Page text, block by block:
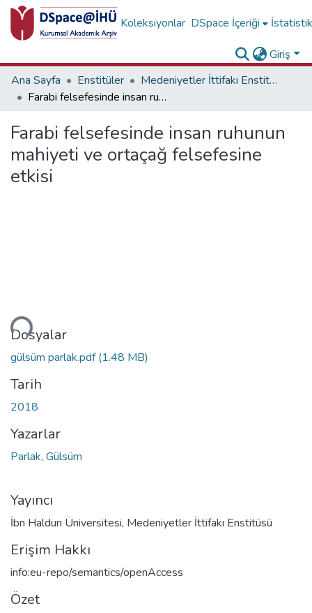
Koleksiyonlar DSpace İçeriği
Giriş
Ana Sayfa
Enstitüler
Medeniyetler İttifakı Enstitüsü Tez Koleksiyonu
Farabi felsefesinde insan ruhunun mahiyeti ve ortaçağ felsefesine etkisi
Farabi felsefesinde insan ruhunun
mahiyeti ve ortaçağ felsefesine
etkisi
Dosyalar
gülsüm parlak.pdf(1.48 MB)
Tarih
2018
Yazarlar
Parlak, Gülsüm
Yayıncı
İbn Haldun Üniversitesi, Medeniyetler İttifakı Enstitüsü
Erişim Hakkı
info:eu-repo/semantics/openAccess
Özet